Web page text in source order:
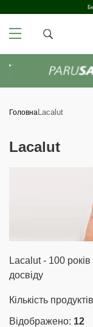
ГоловнаLacalut
Lacalut
Lacalut - 100
досвіду
Кількість
Відображено: 12